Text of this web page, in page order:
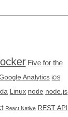
Five for the
Analytics iOS
Linux node node.js
React Native REST API